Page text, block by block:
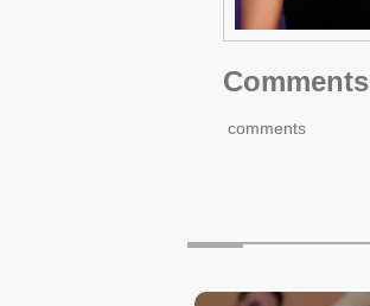
Comments
comments